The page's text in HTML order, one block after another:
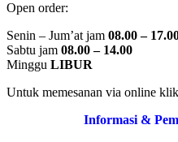
Open order:
Senin – Jum’at jam 08.00 –
Sabtu jam 08.00 – 14.00
Minggu LIBUR
Untuk memesanan via online
Informasi &